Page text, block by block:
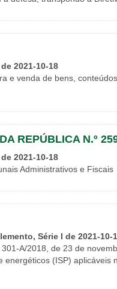
2021-10-18
e venda de bens,
REPÚBLICA N.º
2021-10-18
Administrativos e Fiscais
Série I de 2021-10-
A/2018, de 23 de
(ISP) aplicáveis